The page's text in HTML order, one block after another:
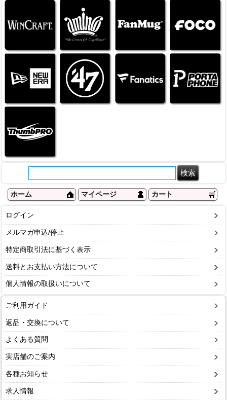
ホーム マイページ カート
ログイン
メルマガ申込/停止
特定商取引法に基づく表示
送料とお支払い方法について
個人情報の取扱いについて
ご利用ガイド
返品・交換について
よくある質問
実店舗のご案内
各種お知らせ
求人情報